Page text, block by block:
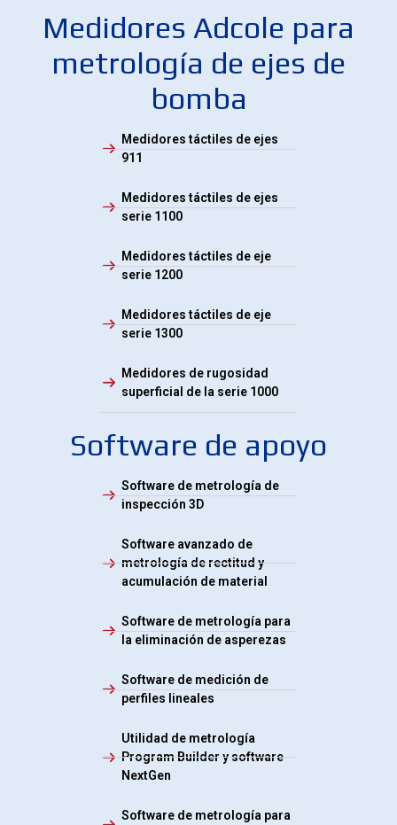
Medidores Adcole para
metrología de ejes de
bomba
Medidores táctiles de ejes
911
Medidores táctiles de ejes
serie 1100
Medidores táctiles de eje
serie 1200
Medidores táctiles de eje
serie 1300
Medidores de rugosidad
superficial de la serie 1000
Software de apoyo
Software de metrología de
inspección 3D
Software avanzado de
metrología de rectitud y
acumulación de material
Software de metrología para
la eliminación de asperezas
Software de medición de
perfiles lineales
Utilidad de metrología
Program Builder y software
NextGen
Software de metrología para